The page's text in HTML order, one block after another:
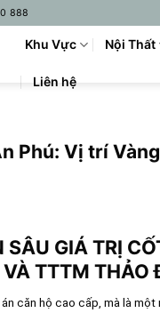
888
Khu Vực Nội Thất
Liên hệ
Phú: Vị trí
SÂU GIÁ TRỊ
VÀ TTTM THẢO
căn hộ cao cấp, mà là